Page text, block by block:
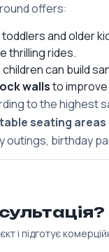
offers:
and older
thrilling rides.
can build
wallsto
to the highest
seating areas
birthday
і підготує